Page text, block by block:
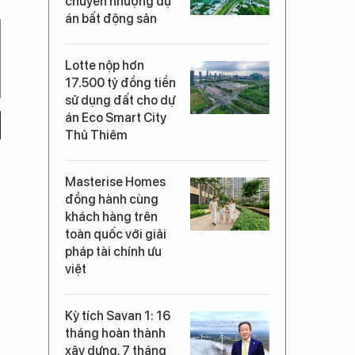
án bất động sản
Lotte nộp hơn
17.500 tỷ đồng tiền
sử dụng đất cho dự
án Eco Smart City
Thủ Thiêm
Masterise Homes
đồng hành cùng
khách hàng trên
toàn quốc với giải
pháp tài chính ưu
việt
Kỳ tích Savan 1: 16
tháng hoàn thành
xây dựng, 7 tháng